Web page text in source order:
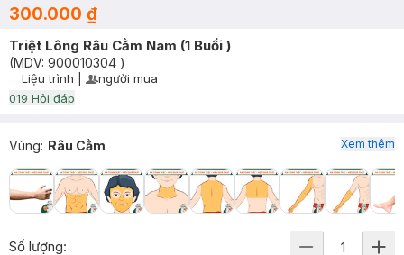
300.000 ₫
Triệt Lông Râu Cằm Nam (1 Buổi )
(MDV: 900010304 )
Timer Gray Icon
Liệu trình User Product Icon
người mua
019 Hỏi đáp
Vùng: Râu Cằm Xem thêm
Số lượng: